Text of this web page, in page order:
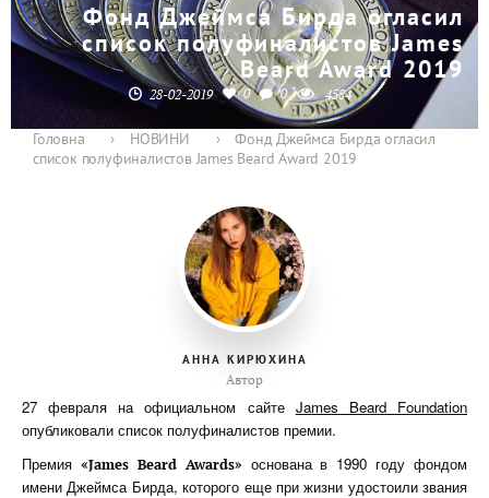
Фонд Джеймса Бирда огласил
список полуфиналистов James
Beard Award 2019
28-02-2019 0 0 4584
Головна › НОВИНИ ›
Фонд Джеймса Бирда огласил
список полуфиналистов James Beard Award 2019
АННА КИРЮХИНА
Автор
27 февраля на официальном сайте James Beard Foundation
опубликовали список полуфиналистов премии.
Премия «James Beard Awards» основана в 1990 году фондом
имени Джеймса Бирда, которого еще при жизни удостоили звания